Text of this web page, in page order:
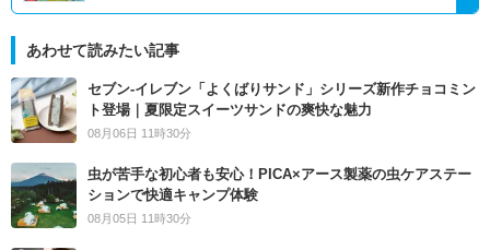
あわせて読みたい記事
セブン‐イレブン「よくばりサンド」シリーズ新作チョコミン
ト登場｜夏限定スイーツサンドの爽快な魅力
08月06日 11時30分
虫が苦手な初心者も安心！PICA×アース製薬の虫ケアステー
ションで快適キャンプ体験
08月05日 11時30分